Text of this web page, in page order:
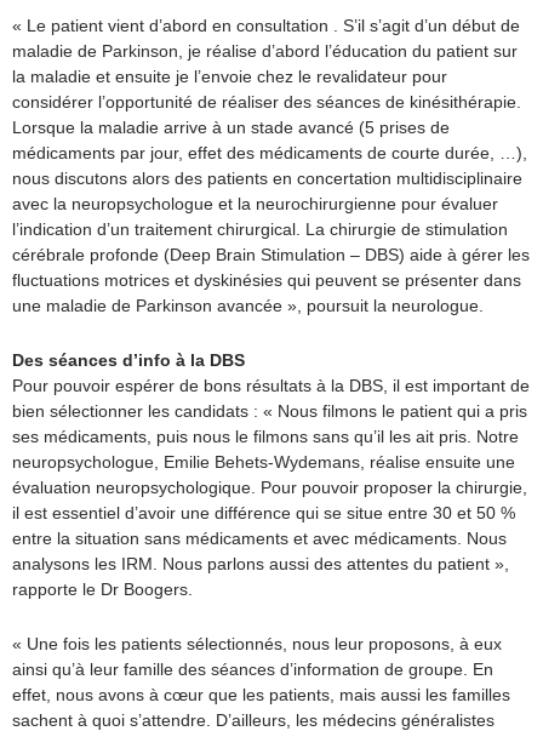
« Le patient vient d’abord en consultation . S’il s’agit d’un début de
maladie de Parkinson, je réalise d’abord l’éducation du patient sur
la maladie et ensuite je l’envoie chez le revalidateur pour
considérer l’opportunité de réaliser des séances de kinésithérapie.
Lorsque la maladie arrive à un stade avancé (5 prises de
médicaments par jour, effet des médicaments de courte durée, …),
nous discutons alors des patients en concertation multidisciplinaire
avec la neuropsychologue et la neurochirurgienne pour évaluer
l’indication d’un traitement chirurgical. La chirurgie de stimulation
cérébrale profonde (Deep Brain Stimulation – DBS) aide à gérer les
fluctuations motrices et dyskinésies qui peuvent se présenter dans
une maladie de Parkinson avancée », poursuit la neurologue.
Des séances d’info à la DBS
Pour pouvoir espérer de bons résultats à la DBS, il est important de
bien sélectionner les candidats : « Nous filmons le patient qui a pris
ses médicaments, puis nous le filmons sans qu’il les ait pris. Notre
neuropsychologue, Emilie Behets-Wydemans, réalise ensuite une
évaluation neuropsychologique. Pour pouvoir proposer la chirurgie,
il est essentiel d’avoir une différence qui se situe entre 30 et 50 %
entre la situation sans médicaments et avec médicaments. Nous
analysons les IRM. Nous parlons aussi des attentes du patient »,
rapporte le Dr Boogers.
« Une fois les patients sélectionnés, nous leur proposons, à eux
ainsi qu’à leur famille des séances d’information de groupe. En
effet, nous avons à cœur que les patients, mais aussi les familles
sachent à quoi s’attendre. D’ailleurs, les médecins généralistes